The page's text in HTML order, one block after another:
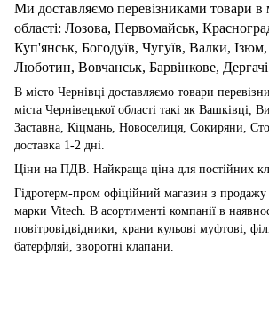
Ми доставляємо перевізниками товари в
області: Лозова, Первомайськ,
Куп'янськ, Богодуїв, Чугуїв, Валки, Ізюм,
Люботин, Вовчанськ, Барвінкове,
В місто Чернівці доставляємо товари
міста Чернівецької області такі як Вашківці,
Заставна, Кіцмань, Новоселиця, Сокиряни,
доставка 1-2 дні.
Ціни на ПДВ. Найкраща ціна для постійних
Гідротерм-пром офіційний магазин з продажу
марки Vitech. В асортименті компанії в
повітровідвідники, крани кульові муфтові,
батерфляй, зворотні клапани.